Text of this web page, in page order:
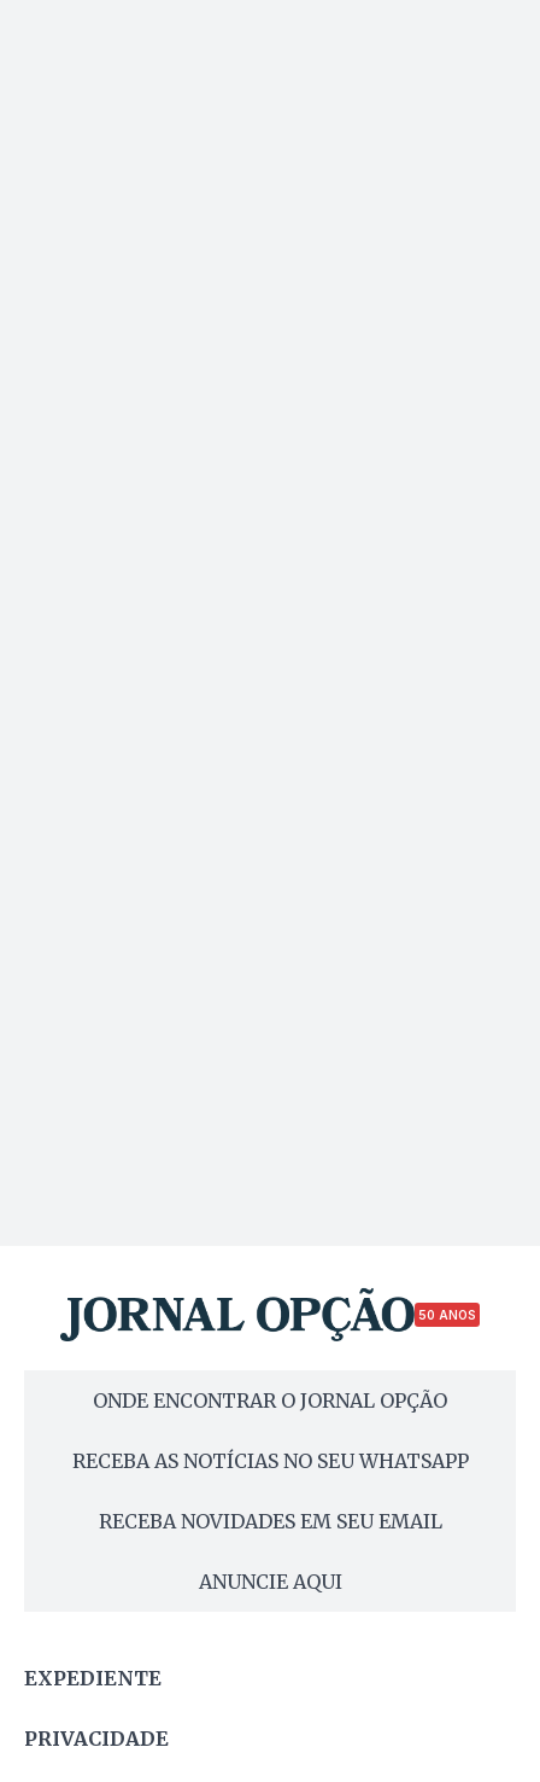
50 ANOS
ONDE ENCONTRAR O JORNAL OPÇÃO
RECEBA AS NOTÍCIAS NO SEU WHATSAPP
RECEBA NOVIDADES EM SEU EMAIL
ANUNCIE AQUI
EXPEDIENTE
PRIVACIDADE